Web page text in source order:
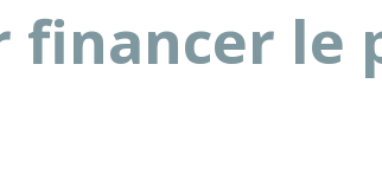
financer le